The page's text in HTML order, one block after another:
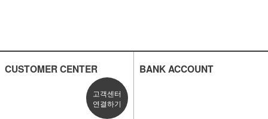
CUSTOMER CENTER
고객센터
연결하기
BANK ACCOUNT